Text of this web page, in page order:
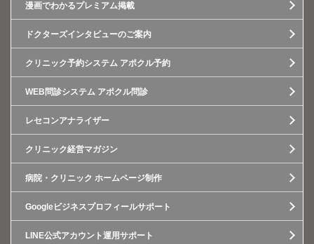
漫画でわかるプレミアム掲載
ドクターズインタビューのご案内
クリニック予約システム アポクル予約
WEB問診システム アポクル問診
レセコンアナライザー
クリニック経営マガジン
病院・クリニック ホームページ制作
Googleビジネスプロフィールサポート
LINE公式アカウント運用サポート